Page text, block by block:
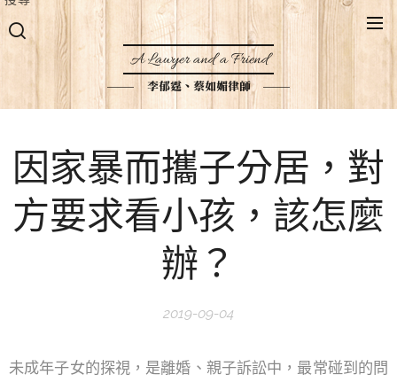
A Lawyer and a Friend
李郁霆、蔡如媚律師
因家暴而攜子分居，對
方要求看小孩，該怎麼
辦？
2019-09-04
未成年子女的探視，是離婚、親子訴訟中，最常碰到的問